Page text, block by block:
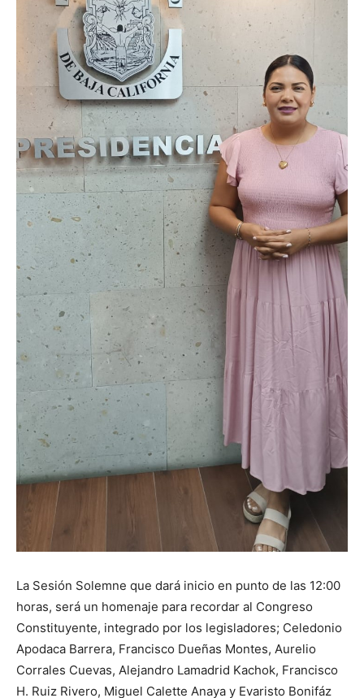
La Sesión Solemne que dará inicio en punto de las 12:00
horas, será un homenaje para recordar al Congreso
Constituyente, integrado por los legisladores; Celedonio
Apodaca Barrera, Francisco Dueñas Montes, Aurelio
Corrales Cuevas, Alejandro Lamadrid Kachok, Francisco
H. Ruiz Rivero, Miguel Calette Anaya y Evaristo Bonifáz